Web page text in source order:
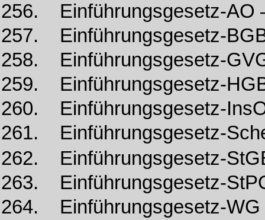
256. Einführungsgesetz-AO
257. Einführungsgesetz-
258. Einführungsgesetz-
259. Einführungsgesetz-
260. Einführungsgesetz-
261. Einführungsgesetz-
262. Einführungsgesetz-
263. Einführungsgesetz-
264. Einführungsgesetz-